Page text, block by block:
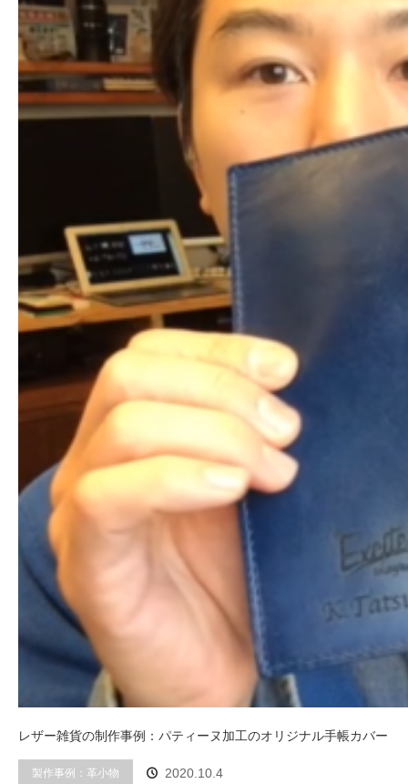
レザー雑貨の制作事例：パティーヌ加工のオリジナル手帳カバー
製作事例：革小物 2020.10.4